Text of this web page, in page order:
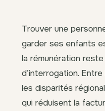
Trouver une
garder ses enfants
la rémunération
d’interrogation. Entre
les disparités
qui réduisent la